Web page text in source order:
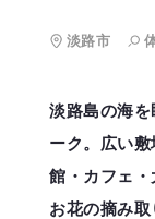
淡路市
淡路島の海
ーク。広い
館・カフェ
お花の摘み